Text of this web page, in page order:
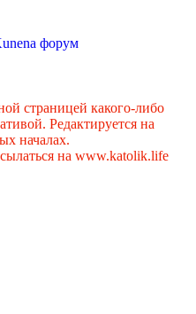
форум
страницей какого-либо
Редактируется на
началах.
на www.katolik.life